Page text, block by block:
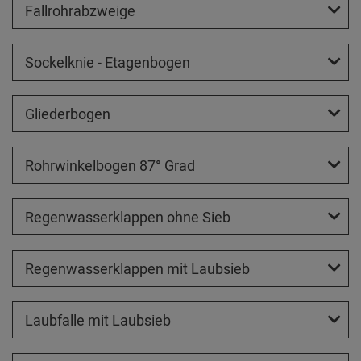
Fallrohrabzweige
Sockelknie - Etagenbogen
Gliederbogen
Rohrwinkelbogen 87° Grad
Regenwasserklappen ohne Sieb
Regenwasserklappen mit Laubsieb
Laubfalle mit Laubsieb